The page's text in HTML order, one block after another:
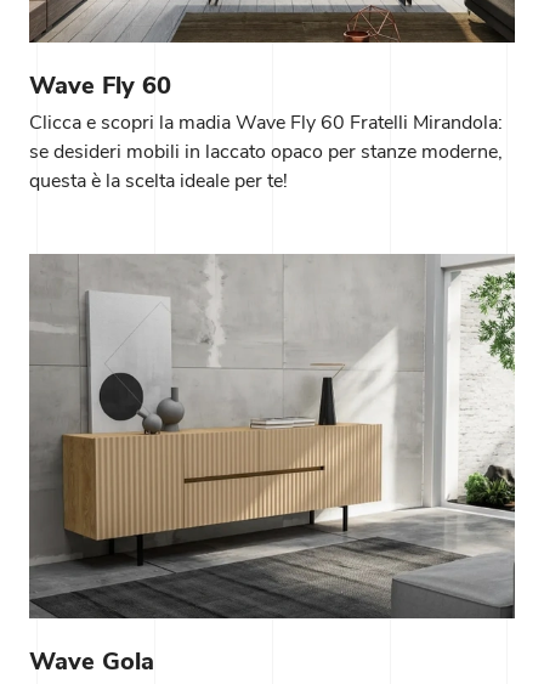
Wave Fly 60
Clicca e scopri la madia Wave Fly 60 Fratelli Mirandola:
se desideri mobili in laccato opaco per stanze moderne,
questa è la scelta ideale per te!
Wave Gola